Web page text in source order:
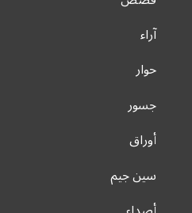
آراء
حوار
جسور
أوراق
سين جيم